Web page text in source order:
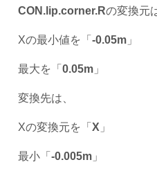
CON.lip.corner.Rの変換元
Xの最小値を「 -0.05m」
最大を「 0.05m」
変換先は、
Xの変換元を「 X 」
最小「 -0.005m」